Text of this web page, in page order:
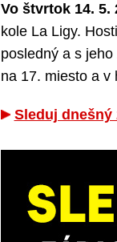
Vo štvrtok 14. 5.
kole La Ligy.
posledný a s
na 17. miesto a v
Sleduj dnešný